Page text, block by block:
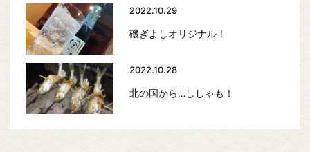
2022.10.29
磯ぎよしオリジナル！
2022.10.28
北の国から…ししゃも！